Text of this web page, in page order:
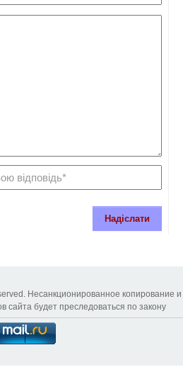
Надіслати
Несанкционированное копирование и
сайта будет преследоваться по закону